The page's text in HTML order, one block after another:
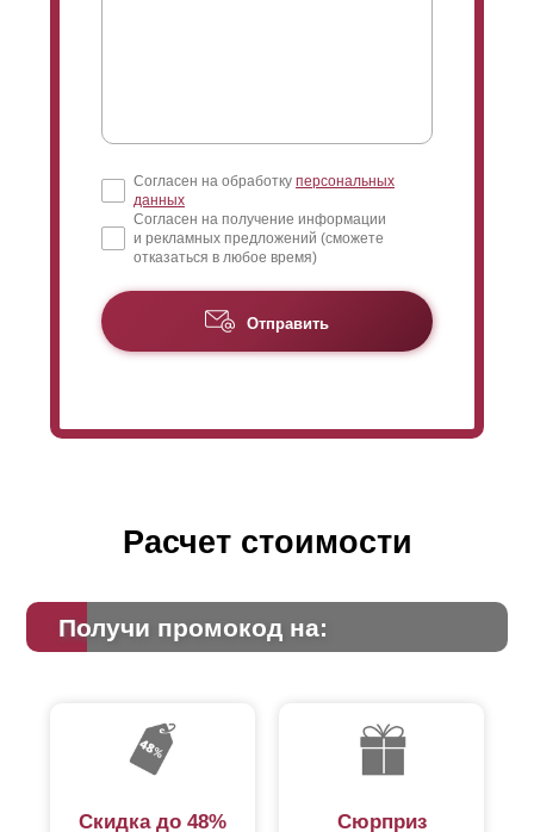
Согласен на обработку персональных
данных
Согласен на получение информации
и рекламных предложений (сможете
отказаться в любое время)
Отправить
Расчет стоимости
Получи промокод на:
Скидка до 48% Сюрприз